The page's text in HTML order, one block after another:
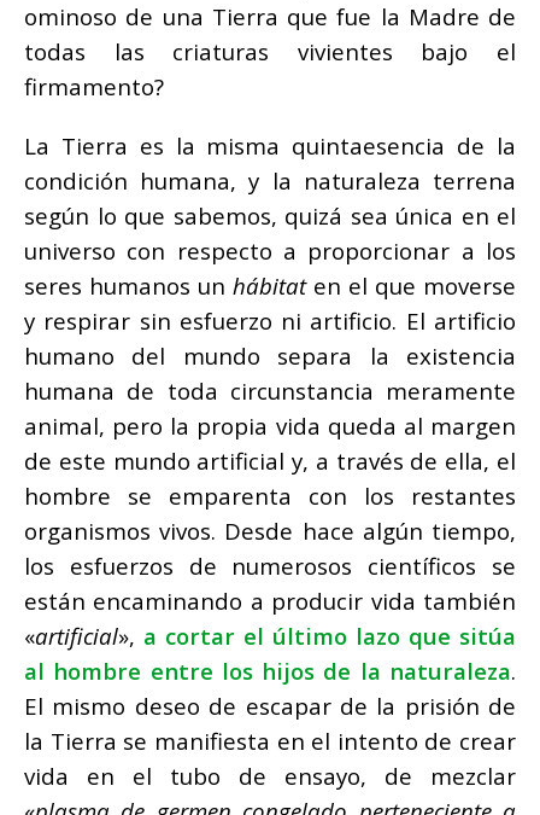
ominoso de una Tierra que fue la Madre de
todas las criaturas vivientes bajo el
firmamento?
La Tierra es la misma quintaesencia de la
condición humana, y la naturaleza terrena
según lo que sabemos, quizá sea única en el
universo con respecto a proporcionar a los
seres humanos un hábitaten el que moverse
y respirar sin esfuerzo ni artificio. El artificio
humano del mundo separa la existencia
humana de toda circunstancia meramente
animal, pero la propia vida queda al margen
de este mundo artificial y, a través de ella, el
hombre se emparenta con los restantes
organismos vivos. Desde hace algún tiempo,
los esfuerzos de numerosos científicos se
están encaminando a producir vida también
«artificial», a cortar el último lazo que sitúa
al hombre entre los hijos de la naturaleza.
El mismo deseo de escapar de la prisión de
la Tierra se manifiesta en el intento de crear
vida en el tubo de ensayo, de mezclar